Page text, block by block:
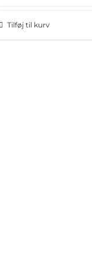
Tilføj til kurv